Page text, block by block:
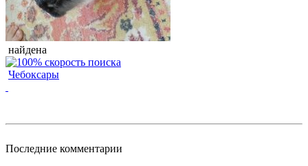
найдена
Чебоксары
Последние комментарии